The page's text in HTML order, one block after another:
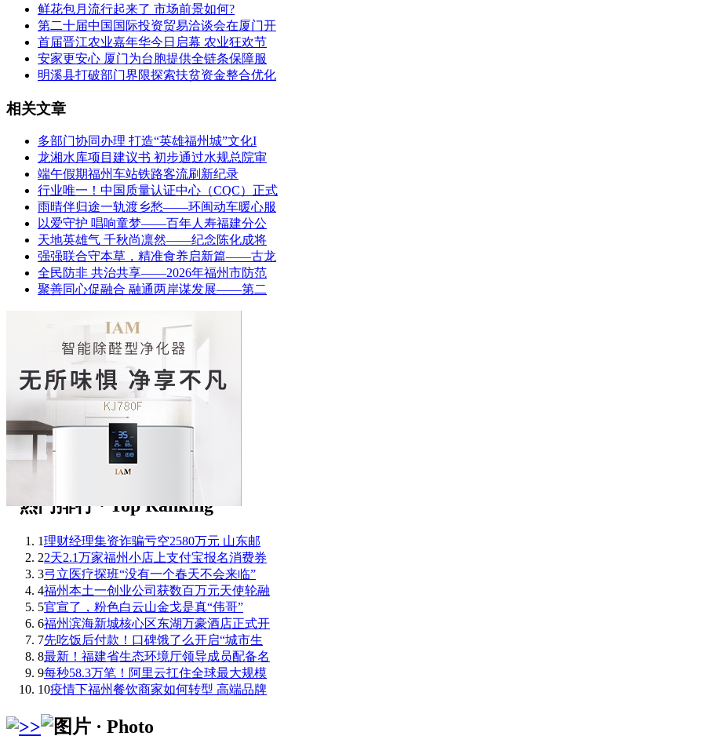
鲜花包月流行起来了 市场前景如何?
第二十届中国国际投资贸易洽谈会在厦门开
首届晋江农业嘉年华今日启幕 农业狂欢节
安家更安心 厦门为台胞提供全链条保障服
明溪县打破部门界限探索扶贫资金整合优化
相关文章
多部门协同办理 打造“英雄福州城”文化I
龙湘水库项目建议书 初步通过水规总院审
端午假期福州车站铁路客流刷新纪录
行业唯一！中国质量认证中心（CQC）正式
雨晴伴归途一轨渡乡愁——环闽动车暖心服
以爱守护 唱响童梦——百年人寿福建分公
天地英雄气 千秋尚凛然——纪念陈化成将
强强联合守本草，精准食养启新篇——古龙
全民防非 共治共享——2026年福州市防范
聚善同心促融合 融通两岸谋发展——第二
1理财经理集资诈骗亏空2580万元 山东邮
22天2.1万家福州小店上支付宝报名消费券
3弓立医疗探班“没有一个春天不会来临”
4福州本土一创业公司获数百万元天使轮融
5官宣了，粉色白云山金戈是真“伟哥”
6福州滨海新城核心区东湖万豪酒店正式开
7先吃饭后付款！口碑饿了么开启“城市生
8最新！福建省生态环境厅领导成员配备名
9每秒58.3万笔！阿里云扛住全球最大规模
10疫情下福州餐饮商家如何转型 高端品牌